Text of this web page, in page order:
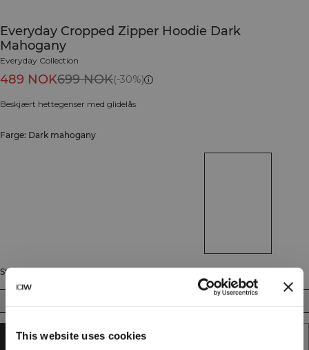
This website uses cookies
Everyday Cropped Zipper Hoodie Dark
Mahogany
Everyday Collection
489 NOK699 NOK(-30%)
Beskjært hettegenser med glidelås
Farge: Dark mahogany
Størrelse
UTSOLGT - VARSLE MEG